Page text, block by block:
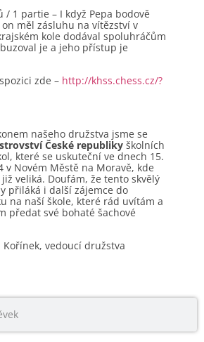
/ 1 partie – I když Pepa bodově
měl zásluhu na vítězství v
kole dodával spoluhráčům
je a jeho přístup je
zde – http://khss.chess.cz/?
našeho družstva jsme se
České republiky školních
které se uskuteční ve dnech 15.
v Novém Městě na Moravě, kde
veliká. Doufám, že tento skvělý
přiláká i další zájemce do
na naší škole, které rád uvítám a
předat své bohaté šachové
Kořínek, vedoucí družstva